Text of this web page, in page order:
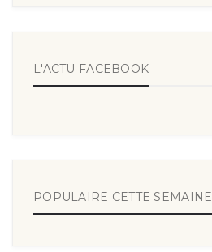
L'ACTU FACEBOOK
POPULAIRE CETTE SEMAINE